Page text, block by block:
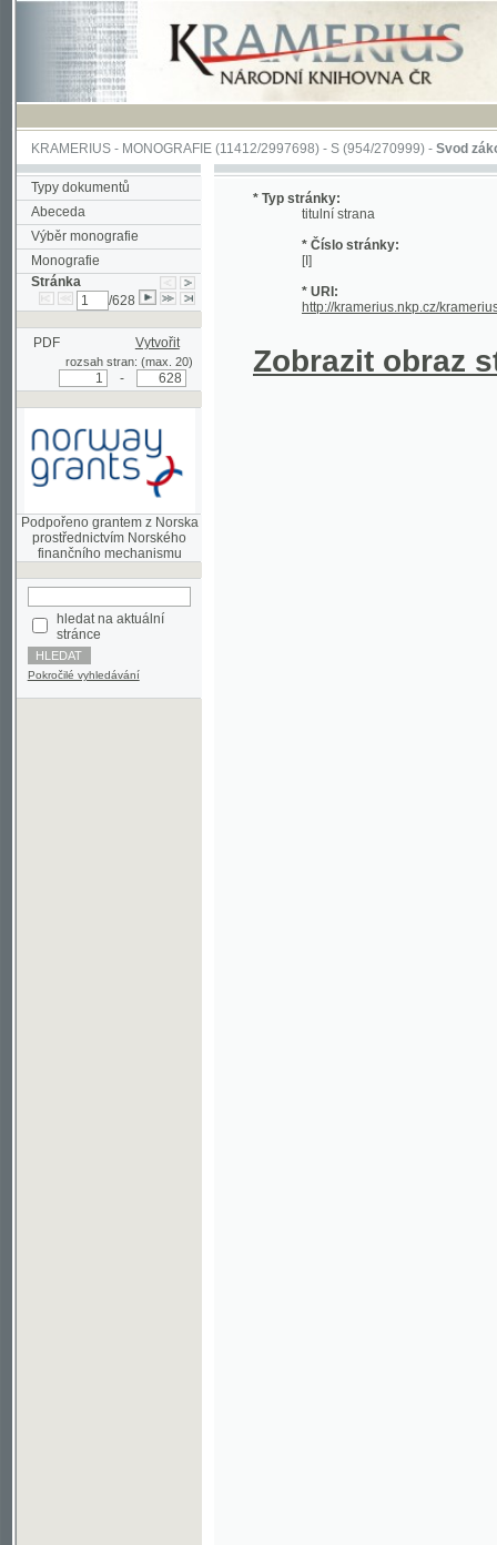
KRAMERIUS-MONOGRAFIE(11412/2997698) -S (954/270999)-Svod zákonův
Typy dokumentů
Abeceda
Výběr monografie
Monografie
Stránka
/628
PDF Vytvořit
rozsah stran: (max. 20)
Podpořeno grantem z Norska
prostřednictvím Norského
hledat na aktuální
stránce
Pokročilé vyhledávání
* Typ stránky:
titulní strana
* Číslo stránky:
* URI: